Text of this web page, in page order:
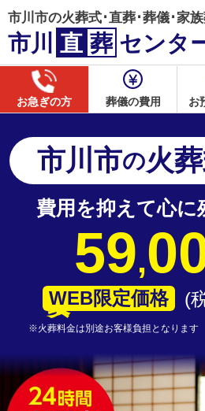
市川市の火葬式･直葬･葬儀･家
市川 直 葬 センタ
お急ぎの方 葬儀の費用 お
市川市の火
費用を抑えて心に
59,
WEB限定価格 (
※火葬料金は別途お客様負担となります